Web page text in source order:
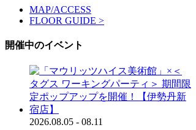
MAP/ACCESS
FLOOR GUIDE >
開催中のイベント
2026.08.05 - 08.11